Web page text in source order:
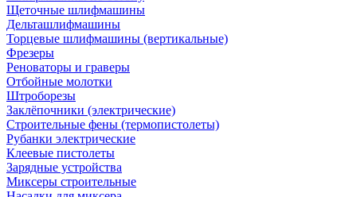
Щеточные шлифмашины
Дельташлифмашины
Торцевые шлифмашины (вертикальные)
Фрезеры
Реноваторы и граверы
Отбойные молотки
Штроборезы
Заклёпочники (электрические)
Строительные фены (термопистолеты)
Рубанки электрические
Клеевые пистолеты
Зарядные устройства
Миксеры строительные